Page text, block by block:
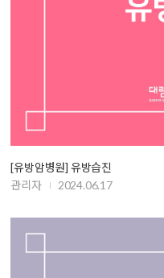
[유방암병원] 유방습진
관리자
2024.06.17